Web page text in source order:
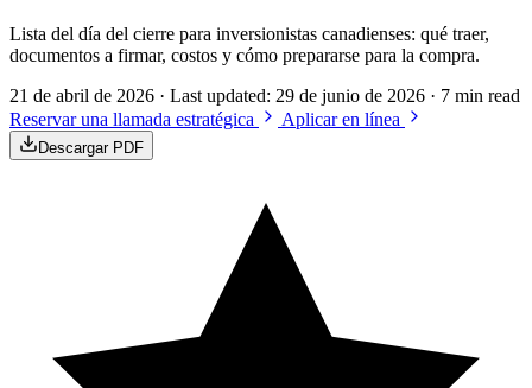
Lista del día del cierre para inversionistas canadienses: qué traer,
documentos a firmar, costos y cómo prepararse para la compra.
21 de abril de 2026 · Last updated: 29 de junio de 2026 · 7 min read
Reservar una llamada estratégica
Aplicar en línea
Descargar PDF